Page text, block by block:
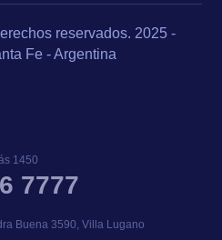
reservados. 2025 -
Fe - Argentina
1450
7777
Buena 3590, Villa Lugano